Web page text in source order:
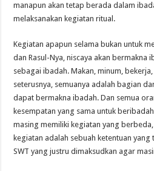
manapun akan tetap berada dalam
melaksanakan kegiatan ritual.
Kegiatan apapun selama bukan untuk
dan Rasul-Nya, niscaya akan bermakna
sebagai ibadah. Makan, minum,
seterusnya, semuanya adalah bagian
dapat bermakna ibadah. Dan semua
kesempatan yang sama untuk
masing memiliki kegiatan yang
kegiatan adalah sebuah ketentuan
SWT yang justru dimaksudkan agar